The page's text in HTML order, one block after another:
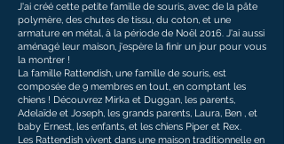
J'ai créé cette petite famille de souris, avec de la pâte
polymère, des chutes de tissu, du coton, et une
armature en métal, à la période de Noël 2016. J'ai aussi
aménagé leur maison, j'espère la finir un jour pour vous
la montrer !
La famille Rattendish, une famille de souris, est
composée de 9 membres en tout, en comptant les
chiens ! Découvrez Mirka et Duggan, les parents,
Adelaïde et Joseph, les grands parents, Laura, Ben , et
baby Ernest, les enfants, et les chiens Piper et Rex.
Les Rattendish vivent dans une maison traditionnelle en